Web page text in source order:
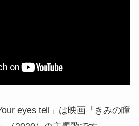
eyes tell」は映画『きみの瞳